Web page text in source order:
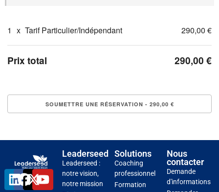
1 x Tarif Particulier/Indépendant 290,00 €
Prix total 290,00 €
Leaderseed
Leaderseed :
notre vision,
notre mission
Solutions
Coaching
professionnel
Formation
Nous
contacter
Demande
d'informations